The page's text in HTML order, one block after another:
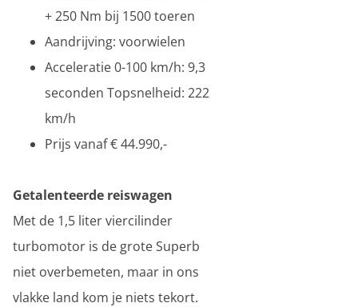
+ 250 Nm bij 1500 toeren
Aandrijving: voorwielen
Acceleratie 0-100 km/h: 9,3
seconden Topsnelheid: 222
km/h
Prijs vanaf € 44.990,-
Getalenteerde reiswagen
Met de 1,5 liter viercilinder
turbomotor is de grote Superb
niet overbemeten, maar in ons
vlakke land kom je niets tekort.